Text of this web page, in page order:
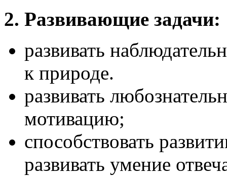
2. Развивающие задачи:
развивать
к природе.
развивать
мотивацию;
способствовать
развивать умение